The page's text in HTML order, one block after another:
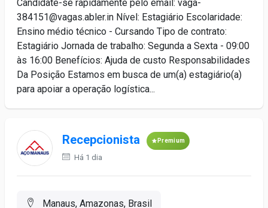
Candidate-se rapidamente pelo email: vaga-
384151@vagas.abler.in Nível: Estagiário Escolaridade:
Ensino médio técnico - Cursando Tipo de contrato:
Estagiário Jornada de trabalho: Segunda a Sexta - 09:00
às 16:00 Benefícios: Ajuda de custo Responsabilidades
Da Posição Estamos em busca de um(a) estagiário(a)
para apoiar a operação logística...
Recepcionista Premium
Há 1 dia
Manaus, Amazonas, Brasil